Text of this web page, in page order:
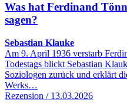
Was hat Ferdinand
sagen?
Sebastian Klauke
Am 9. April 1936 verstarb
Todestags blickt Sebastian
Soziologen zurück und erklärt
Werks…
Rezension / 13.03.2026